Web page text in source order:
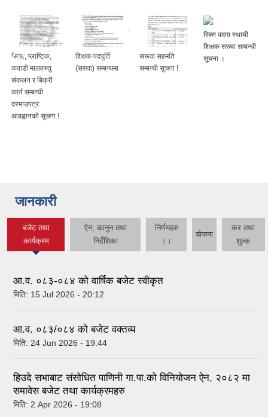
सिसा, प्लाष्टिक,
कवाडी मालवस्तु
संकलन र बिक्री
कार्य सम्बन्धी
दरभाउपत्र
आवह्वानको सूचना !
शिक्षक पदपूर्ति
(सरुवा) सम्बन्धमा
सरूवा सहमति
सम्बन्धी सूचना !
रिक्त पदमा स्थायी
शिक्षक सरुवा सम्बन्धी
सूचना ।
जानकारी
बजेट तथा
कार्यक्रम
(active tab)
ऐन, कानुन तथा
निर्देशिका
निर्णयहरु
।।
योजना
कर तथा
शुल्क
आ.व. ०८३-०८४ को वार्षिक बजेट स्वीकृत
मिति: 15 Jul 2026 - 20:12
आ.व. ०८३/०८४ को बजेट वक्तव्य
मिति: 24 Jun 2026 - 19:44
हिउदे सभाबाट संसोधित पाणिनी गा.पा.को विनियोजन ऐन, २०८२ मा
समावेस बजेट तथा कार्यक्रमहरु
मिति: 2 Apr 2026 - 19:08